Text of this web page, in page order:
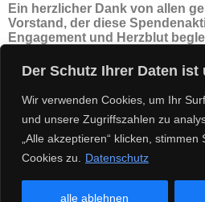
Der Schutz Ihrer Daten ist
Wir verwenden Cookies, um Ihr
und unsere Zugriffszahlen zu
„Alle akzeptieren“ klicken,
Cookies zu.
Datenschutz
alle ablehnen
Ein herzlicher Dank von allen
Vorstand, der diese
Engagement und Herzblut
bewirken können.
Impressum Datenschutz